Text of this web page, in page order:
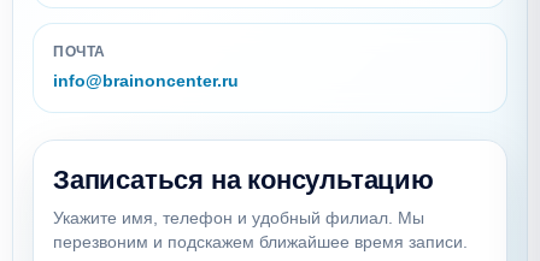
ПОЧТА
info@brainoncenter.ru
Записаться на консультацию
Укажите имя, телефон и удобный филиал. Мы
перезвоним и подскажем ближайшее время записи.